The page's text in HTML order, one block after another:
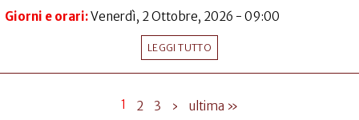
Giorni e orari:Venerdì, 2 Ottobre, 2026 - 09:00
LEGGI TUTTO
1 2 3 › ultima »